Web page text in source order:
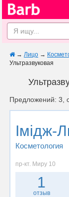
→ Лицо →
Ультразвуковая
Предложений: 3,
Імідж-
Косметология
пр-кт. Миру 10
1
отзыв